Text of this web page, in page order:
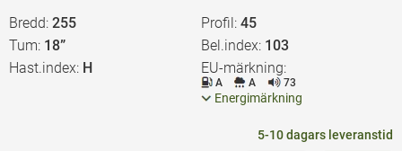
Bredd 255 Profil 45
Tum 18” Bel.index 103
Hast.index H EU-märkning
A A 73
Energimärkning
5-10 dagars leveranstid